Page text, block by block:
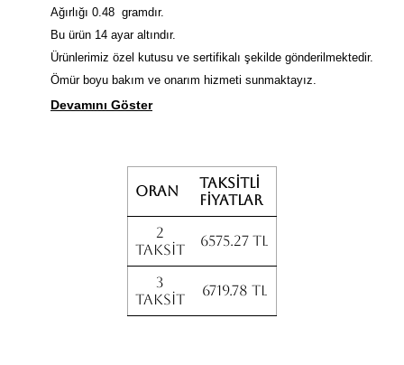
Ağırlığı 0.48 gramdır.
Bu ürün 14 ayar altındır.
Ürünlerimiz özel kutusu ve sertifikalı şekilde gönderilmektedir.
Ömür boyu bakım ve onarım hizmeti sunmaktayız.
Devamını Göster
Oran
Taksitli
fiyatlar
2
Taksit
6575.27 TL
3
Taksit
6719.78 TL